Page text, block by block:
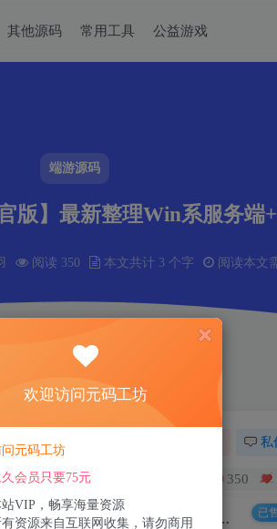
端游源码
版】最新整理Win系服务端
阅读 350 本文共计 3 个字 阅读本文
其他源码 常用工具 公益游戏
私
350
星河引擎传世端游【铜陵传世无限制仿官版】最新整理Win系服务端+登陆器+补丁+详细搭建教程 已
欢迎访问元码工坊
元码工坊
会员只要75元
VIP，畅享海量资源
资源来自互联网收集，请勿商用